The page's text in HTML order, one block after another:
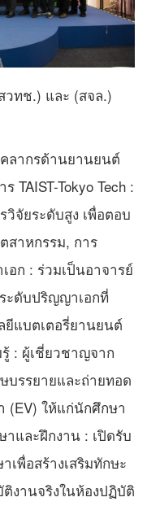
ทช.) และ (สจล.)
ลากรด้านยานยนต์
TAIST-Tokyo Tech :
จัยระดับสูง เพื่อตอบ
สาหกรรม, การ
ก : ร่วมเป็นอาจารย์
ะดับปริญญาเอกที่
ยีแบตเตอรี่ยานยนต์
: ผู้เชี่ยวชาญจาก
บรรยายและถ่ายทอด
(EV) ให้แก่นักศึกษา
าและฝึกงาน : เปิดรับ
พื่อสร้างเสริมทักษะ
งานจริงในห้องปฏิบัติ